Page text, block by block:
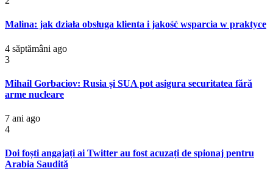
Malina: jak działa obsługa klienta i jakość wsparcia w praktyce
4 săptămâni ago
3
Mihail Gorbaciov: Rusia și SUA pot asigura securitatea fără
arme nucleare
7 ani ago
4
Doi foști angajați ai Twitter au fost acuzați de spionaj pentru
Arabia Saudită